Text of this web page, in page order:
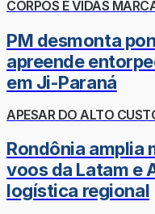
CORPOS E VIDAS
PM desmonta
apreende
em Ji-Paraná
APESAR DO ALTO
Rondônia amplia
voos da Latam e
logística regional